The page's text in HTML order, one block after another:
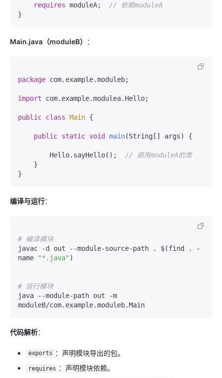
requires moduleA;
// 依赖moduleA
Main.java（moduleB） ：
package com.example.moduleb;
import com.example.modulea.Hello;
public class Main {
public static void main(String[] args) {
        Hello.sayHello();
// 调用moduleA的类
编译与运行：
# 编译模块
javac -d out --module-source-path . $(find . -
name
"*.java" )
# 运行模块
java --module-path out -m
代码解析：
exports ：声明模块导出的包。
requires ：声明模块依赖。